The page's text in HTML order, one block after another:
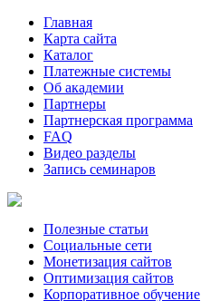
Главная
Карта сайта
Каталог
Платежные системы
Об академии
Партнеры
Партнерская программа
FAQ
Видео разделы
Запись семинаров
Полезные статьи
Социальные сети
Монетизация сайтов
Оптимизация сайтов
Корпоративное обучение